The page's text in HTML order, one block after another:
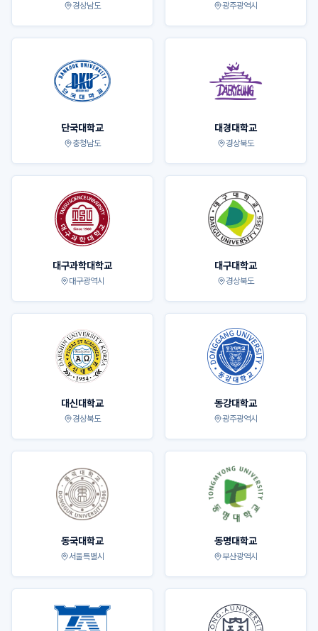
경상남도 광주광역시
단국대학교
충청남도
대경대학교
경상북도
대구과학대학교
대구광역시
대구대학교
경상북도
대신대학교
경상북도
동강대학교
광주광역시
동국대학교
서울특별시
동명대학교
부산광역시